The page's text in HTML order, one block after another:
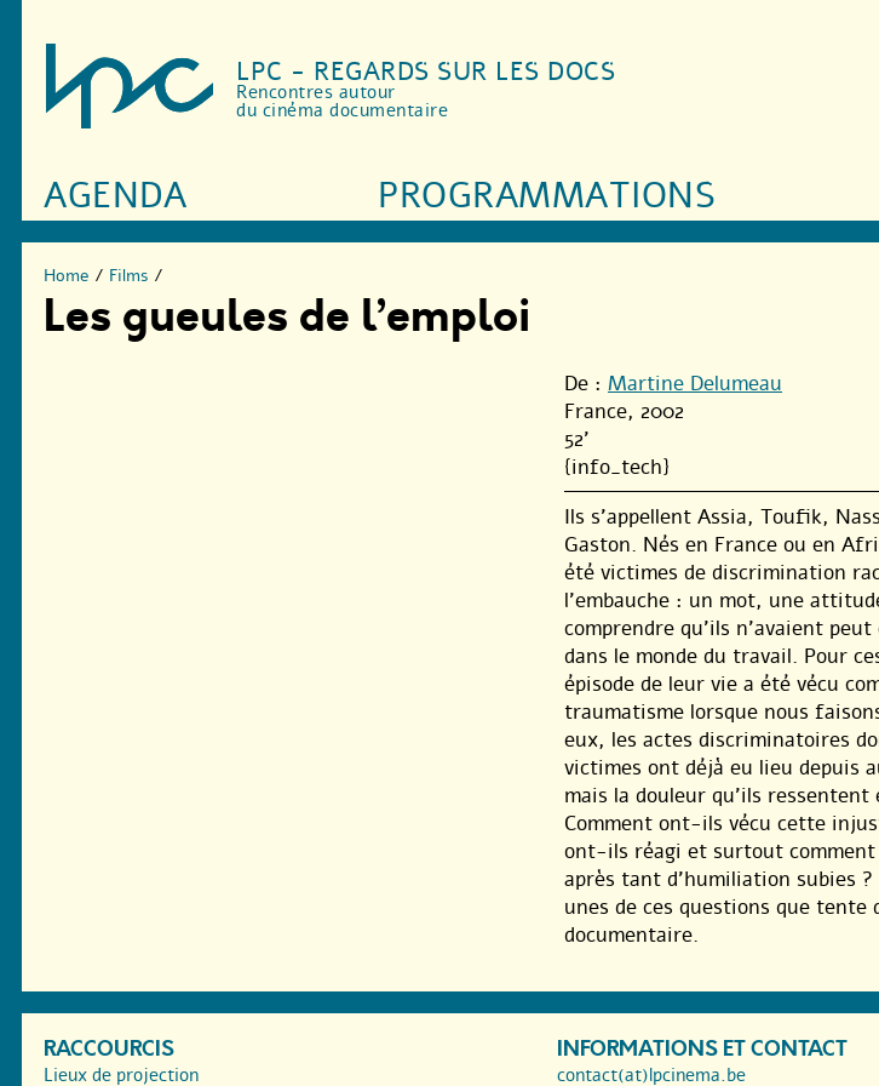
LPC - REGARDS SUR LES DOCS
Rencontres autour
du cinéma documentaire
AGENDA PROGRAMMATIONS
Home / Films /
Les gueules de l’emploi
De : Martine Delumeau
France, 2002
52'
{info_tech}
Ils s’appellent Assia, Toufik,
Gaston. Nés en France ou en
été victimes de discrimination
l’embauche : un mot, une
comprendre qu’ils n’avaient
dans le monde du travail. Pour
épisode de leur vie a été vécu
traumatisme lorsque nous
eux, les actes discriminatoires
victimes ont déjà eu lieu depuis
mais la douleur qu’ils ressentent
Comment ont-ils vécu cette
ont-ils réagi et surtout
après tant d’humiliation subies ?
unes de ces questions que tente
documentaire.
RACCOURCIS
Lieux de projection
INFORMATIONS ET CONTACT
contact(at)lpcinema.be